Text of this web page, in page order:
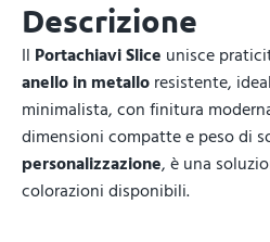
Descrizione
Il Portachiavi Slice unisce
anello in metalloresistente,
minimalista, con finitura
dimensioni compatte e peso di
personalizzazione, è una
colorazioni disponibili.